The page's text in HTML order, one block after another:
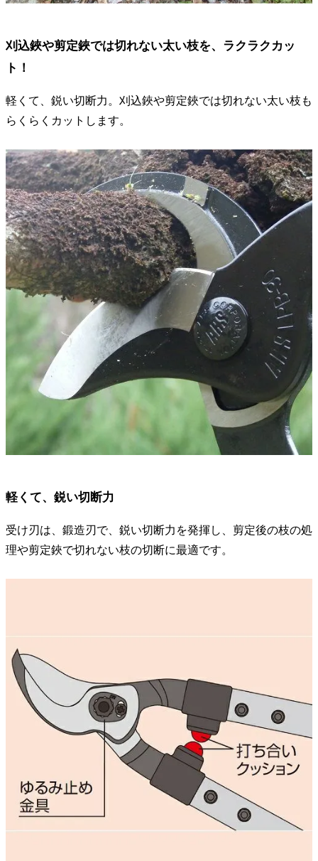
刈込鋏や剪定鋏では切れない太い枝を、ラクラクカッ
ト！
軽くて、鋭い切断力。刈込鋏や剪定鋏では切れない太い枝も
らくらくカットします。
軽くて、鋭い切断力
受け刃は、鍛造刃で、鋭い切断力を発揮し、剪定後の枝の処
理や剪定鋏で切れない枝の切断に最適です。